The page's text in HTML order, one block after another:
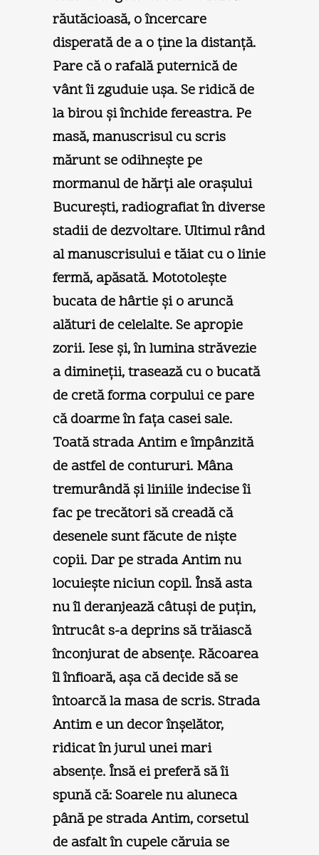
răutăcioasă, o încercare
disperată de a o ţine la distanţă.
Pare că o rafală puternică de
vânt îi zguduie uşa. Se ridică de
la birou şi închide fereastra. Pe
masă, manuscrisul cu scris
mărunt se odihneşte pe
mormanul de hărţi ale oraşului
Bucureşti, radiografiat în diverse
stadii de dezvoltare. Ultimul rând
al manuscrisului e tăiat cu o linie
fermă, apăsată. Mototoleşte
bucata de hârtie şi o aruncă
alături de celelalte. Se apropie
zorii. Iese şi, în lumina străvezie
a dimineţii, trasează cu o bucată
de cretă forma corpului ce pare
că doarme în faţa casei sale.
Toată strada Antim e împânzită
de astfel de contururi. Mâna
tremurândă şi liniile indecise îi
fac pe trecători să creadă că
desenele sunt făcute de nişte
copii. Dar pe strada Antim nu
locuieşte niciun copil. Însă asta
nu îl deranjează câtuşi de puţin,
întrucât s-a deprins să trăiască
înconjurat de absenţe. Răcoarea
îl înfioară, aşa că decide să se
întoarcă la masa de scris. Strada
Antim e un decor înşelător,
ridicat în jurul unei mari
absenţe. Însă ei preferă să îi
spună că: Soarele nu aluneca
până pe strada Antim, corsetul
de asfalt în cupele căruia se